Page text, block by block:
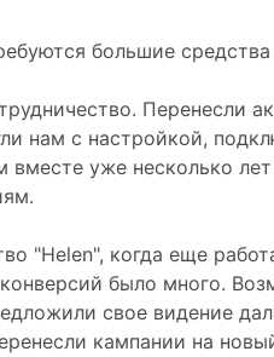
большие
Перенесли
нам с настройкой,
уже несколько
"Helen", когда еще
было много.
свое видение
кампании на